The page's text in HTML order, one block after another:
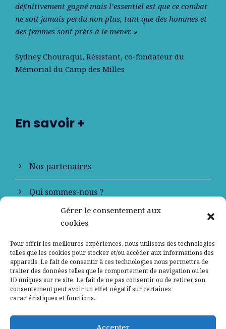
Gérer le consentement aux
cookies
Pour offrir les meilleures expériences, nous utilisons des technologies
telles que les cookies pour stocker et/ou accéder aux informations des
appareils. Le fait de consentir à ces technologies nous permettra de
traiter des données telles que le comportement de navigation ou les
ID uniques sur ce site. Le fait de ne pas consentir ou de retirer son
consentement peut avoir un effet négatif sur certaines
caractéristiques et fonctions.
Accepter
déﬁnitivement gagné mais l’essentiel est que ce combat
ne soit jamais perdu non plus, tant que des hommes et
des femmes sont prêts à le mener. »
Sydney Chouraqui, Résistant, co-fondateur du
Mémorial du Camp des Milles
En savoir +
Nos partenaires
Qui sommes-nous ?
Contactez-nous
Mentions légales
Politique de confidentialité